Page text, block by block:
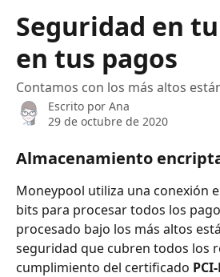
Seguridad en
en tus pagos
Contamos con los más altos
Escrito por Ana
29 de octubre de 2020
Almacenamiento
Moneypool utiliza una conexión
bits para procesar todos los
procesado bajo los más altos
seguridad que cubren todos los
cumplimiento del certificado